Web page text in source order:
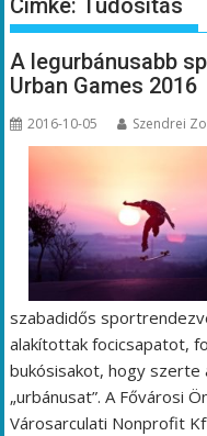
Címke:Tudósítás
A legurbánusabb
Urban Games 2016
2016-10-05 Szendrei
szabadidős
alakítottak focicsapatot,
bukósisakot, hogy szerte
„urbánusat”. A Fővárosi
Városarculati Nonprofit